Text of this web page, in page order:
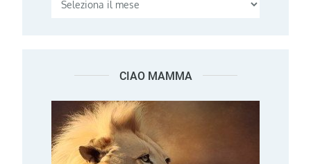
CIAO MAMMA